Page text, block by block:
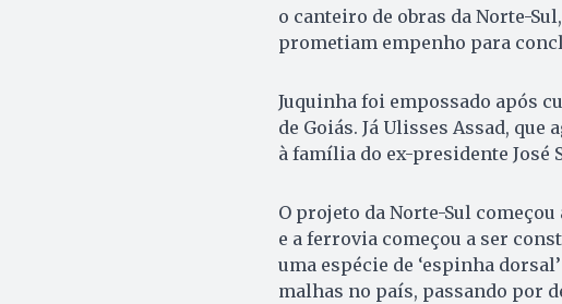
o canteiro de obras da Norte-
prometiam empenho para
Juquinha foi empossado após
de Goiás. Já Ulisses Assad,
à família do ex-presidente José
O projeto da Norte-Sul começou
e a ferrovia começou a ser
uma espécie de ‘espinha
malhas no país, passando por